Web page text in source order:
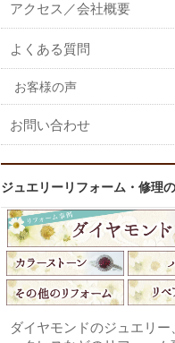
アクセス／会社概要
よくある質問
お客様の声
お問い合わせ
ジュエリーリフォーム・修理
ダイヤモンドのジュエリー